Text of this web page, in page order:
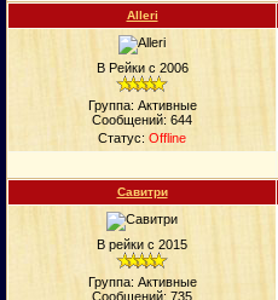
Alleri
В Рейки с 2006
Группа: Активные
Сообщений: 644
Статус: Offline
Савитри
В рейки с 2015
Группа: Активные
Сообщений: 735